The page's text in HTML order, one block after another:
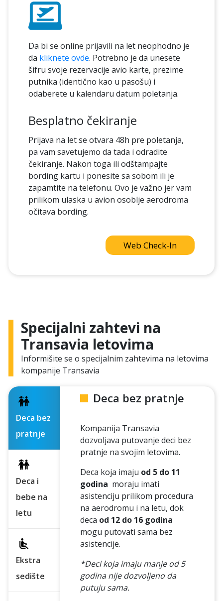
Da bi se online prijavili na let neophodno je
da kliknete ovde. Potrebno je da unesete
šifru svoje rezervacije avio karte, prezime
putnika (identično kao u pasošu) i
odaberete u kalendaru datum poletanja.
Besplatno čekiranje
Prijava na let se otvara 48h pre poletanja,
pa vam savetujemo da tada i odradite
čekiranje. Nakon toga ili odštampajte
bording kartu i ponesite sa sobom ili je
zapamtite na telefonu. Ovo je važno jer vam
prilikom ulaska u avion osoblje aerodroma
očitava bording.
Web Check-In
Specijalni zahtevi na
Transavia letovima
Informišite se o specijalnim zahtevima na letovima
kompanije Transavia
Deca bez
pratnje
Deca i
bebe na
letu
Ekstra
sedište
Deca bez pratnje
Kompanija Transavia
dozvoljava putovanje deci bez
pratnje na svojim letovima.
Deca koja imaju od 5 do 11
godina moraju imati
asistenciju prilikom procedura
na aerodromu i na letu, dok
deca od 12 do 16 godina
mogu putovati sama bez
asistencije.
*Deci koja imaju manje od 5
godina nije dozvoljeno da
putuju sama.